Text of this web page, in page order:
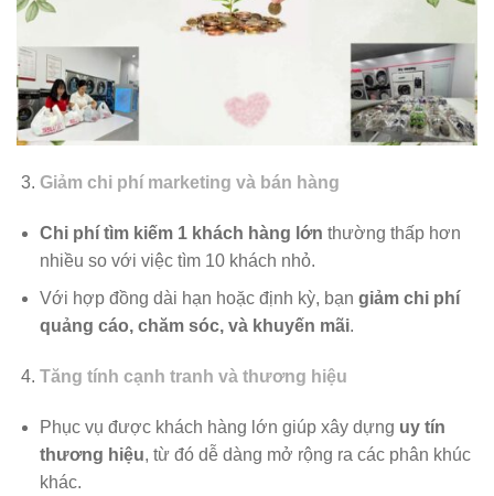
Giảm chi phí marketing và bán hàng
Chi phí tìm kiếm 1 khách hàng lớn thường thấp hơn
nhiều so với việc tìm 10 khách nhỏ.
Với hợp đồng dài hạn hoặc định kỳ, bạn giảm chi phí
quảng cáo, chăm sóc, và khuyến mãi.
Tăng tính cạnh tranh và thương hiệu
Phục vụ được khách hàng lớn giúp xây dựng uy tín
thương hiệu, từ đó dễ dàng mở rộng ra các phân khúc
khác.